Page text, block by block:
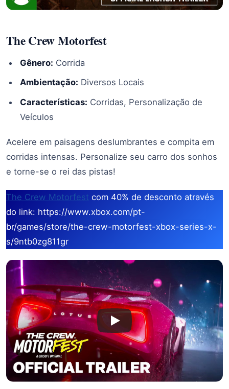
The Crew Motorfest
Gênero: Corrida
Ambientação: Diversos Locais
Características: Corridas, Personalização de
Veículos
Acelere em paisagens deslumbrantes e compita em
corridas intensas. Personalize seu carro dos sonhos
e torne-se o rei das pistas!
The Crew Motorfest com 40% de desconto através
do link: https://www.xbox.com/pt-
br/games/store/the-crew-motorfest-xbox-series-x-
s/9ntb0zg811gr